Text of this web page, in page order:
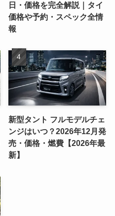
日・価格を完全解説｜タイ
価格や予約・スペック全情
報
新型タント フルモデルチェ
ンジはいつ？2026年12月発
売・価格・燃費【2026年最
新】